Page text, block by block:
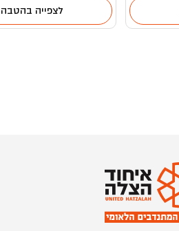
לצפייה בהטבה